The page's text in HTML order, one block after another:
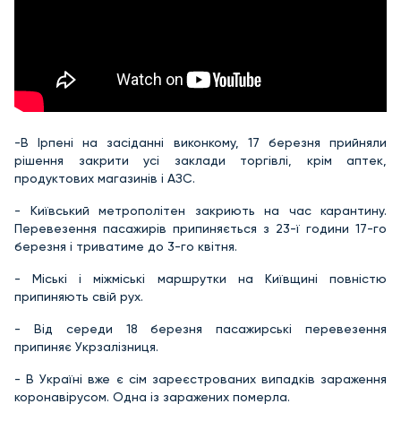
-В Ірпені на засіданні виконкому, 17 березня прийняли
рішення закрити усі заклади торгівлі, крім аптек,
продуктових магазинів і АЗС.
- Київський метрополітен закриють на час карантину.
Перевезення пасажирів припиняється з 23-ї години 17-го
березня і триватиме до 3-го квітня.
- Міські і міжміські маршрутки на Київщині повністю
припиняють свій рух.
- Від середи 18 березня пасажирські перевезення
припиняє Укрзалізниця.
- В Україні вже є сім зареєстрованих випадків зараження
коронавірусом. Одна із заражених померла.